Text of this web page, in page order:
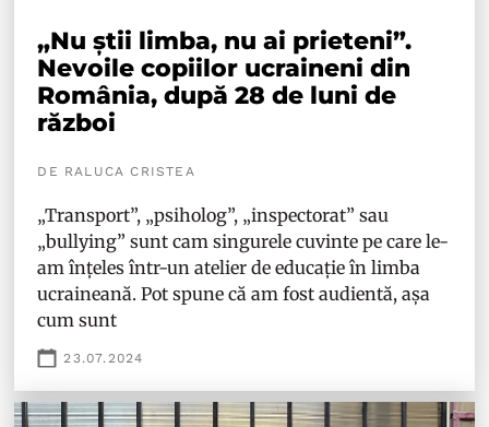
„Nu știi limba, nu ai prieteni”.
Nevoile copiilor ucraineni din
România, după 28 de luni de
război
DE RALUCA CRISTEA
„Transport”, „psiholog”, „inspectorat” sau
„bullying” sunt cam singurele cuvinte pe care le-
am înțeles într-un atelier de educație în limba
ucraineană. Pot spune că am fost audientă, așa
cum sunt
23.07.2024